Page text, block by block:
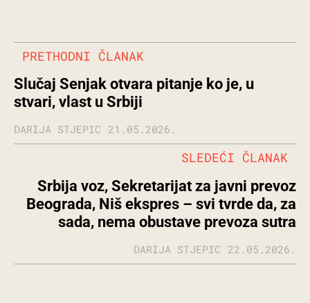
PRETHODNI ČLANAK
Slučaj Senjak otvara pitanje ko je, u
stvari, vlast u Srbiji
DARIJA STJEPIC 21.05.2026.
Srbija voz, Sekretarijat za javni prevoz
Beograda, Niš ekspres – svi tvrde da, za
sada, nema obustave prevoza sutra
SLEDEĆI ČLANAK
DARIJA STJEPIC 22.05.2026.